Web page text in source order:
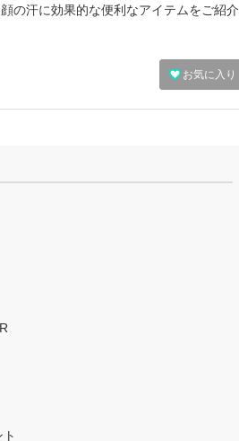
の汗に効果的な便利なアイテムをご紹介
お気に入り